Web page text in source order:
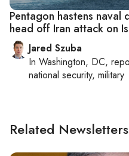
Pentagon hastens naval
head off Iran attack on
Jared Szuba
In Washington, DC,
national security, military
Related Newsletters